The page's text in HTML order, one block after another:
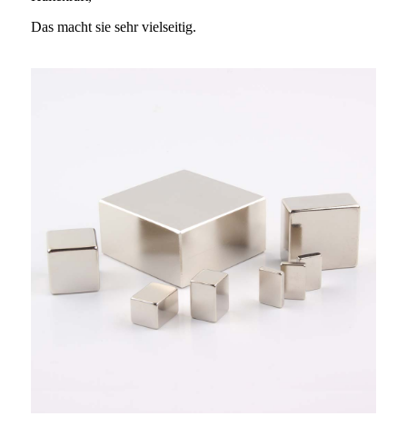
Das macht sie sehr vielseitig.